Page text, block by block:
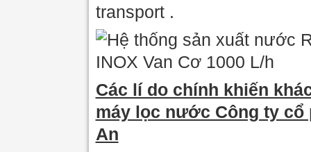
transport .
Các lí do chính khiến
máy lọc nước Công ty
An